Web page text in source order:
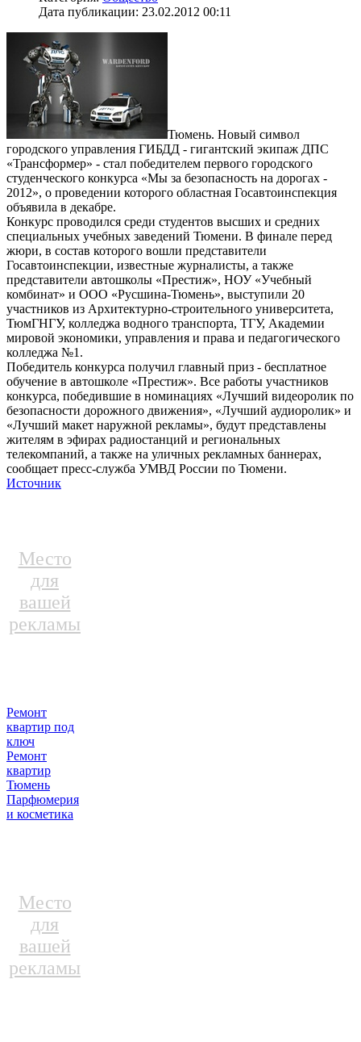
Дата публикации: 23.02.2012 00:11
Тюмень. Новый символ
городского управления ГИБДД - гигантский экипаж ДПС
«Трансформер» - стал победителем первого городского
студенческого конкурса «Мы за безопасность на дорогах -
2012», о проведении которого областная Госавтоинспекция
объявила в декабре.
Конкурс проводился среди студентов высших и средних
специальных учебных заведений Тюмени. В финале перед
жюри, в состав которого вошли представители
Госавтоинспекции, известные журналисты, а также
представители автошколы «Престиж», НОУ «Учебный
комбинат» и ООО «Русшина-Тюмень», выступили 20
участников из Архитектурно-строительного университета,
ТюмГНГУ, колледжа водного транспорта, ТГУ, Академии
мировой экономики, управления и права и педагогического
колледжа №1.
Победитель конкурса получил главный приз - бесплатное
обучение в автошколе «Престиж». Все работы участников
конкурса, победившие в номинациях «Лучший видеоролик по
безопасности дорожного движения», «Лучший аудиоролик» и
«Лучший макет наружной рекламы», будут представлены
жителям в эфирах радиостанций и региональных
телекомпаний, а также на уличных рекламных баннерах,
сообщает пресс-служба УМВД России по Тюмени.
Источник
Место
для
вашей
рекламы
Ремонт
квартир под
ключ
Ремонт
квартир
Тюмень
Парфюмерия
и косметика
Место
для
вашей
рекламы